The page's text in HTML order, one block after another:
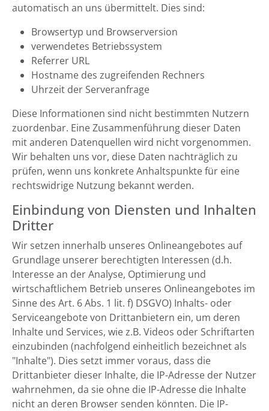
automatisch an uns übermittelt. Dies sind:
Browsertyp und Browserversion
verwendetes Betriebssystem
Referrer URL
Hostname des zugreifenden Rechners
Uhrzeit der Serveranfrage
Diese Informationen sind nicht bestimmten Nutzern
zuordenbar. Eine Zusammenführung dieser Daten
mit anderen Datenquellen wird nicht vorgenommen.
Wir behalten uns vor, diese Daten nachträglich zu
prüfen, wenn uns konkrete Anhaltspunkte für eine
rechtswidrige Nutzung bekannt werden.
Einbindung von Diensten und Inhalten
Dritter
Wir setzen innerhalb unseres Onlineangebotes auf
Grundlage unserer berechtigten Interessen (d.h.
Interesse an der Analyse, Optimierung und
wirtschaftlichem Betrieb unseres Onlineangebotes im
Sinne des Art. 6 Abs. 1 lit. f) DSGVO) Inhalts- oder
Serviceangebote von Drittanbietern ein, um deren
Inhalte und Services, wie z.B. Videos oder Schriftarten
einzubinden (nachfolgend einheitlich bezeichnet als
"Inhalte"). Dies setzt immer voraus, dass die
Drittanbieter dieser Inhalte, die IP-Adresse der Nutzer
wahrnehmen, da sie ohne die IP-Adresse die Inhalte
nicht an deren Browser senden könnten. Die IP-